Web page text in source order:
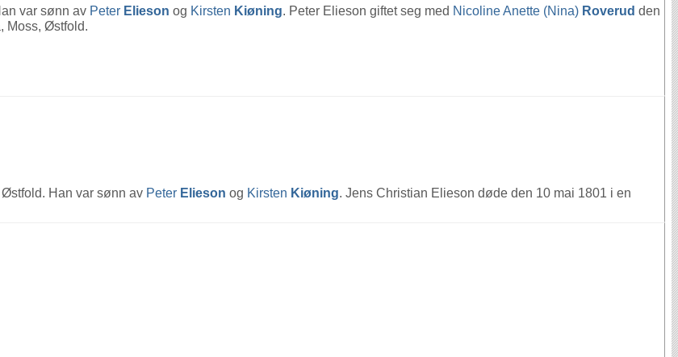
var sønn av Peter Elieson og Kirsten Kiøning. Peter Elieson giftet seg med Nicoline Anette (Nina) Roverud den
Moss, Østfold.
Han var sønn av Peter Elieson og Kirsten Kiøning. Jens Christian Elieson døde den 10 mai 1801 i en